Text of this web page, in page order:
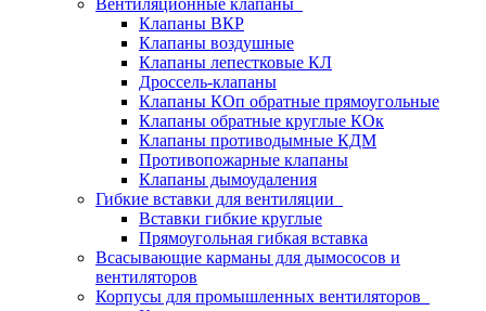
Вентиляционные клапаны
Клапаны ВКР
Клапаны воздушные
Клапаны лепестковые КЛ
Дроссель-клапаны
Клапаны КОп обратные прямоугольные
Клапаны обратные круглые КОк
Клапаны противодымные КДМ
Противопожарные клапаны
Клапаны дымоудаления
Гибкие вставки для вентиляции
Вставки гибкие круглые
Прямоугольная гибкая вставка
Всасывающие карманы для дымососов и
вентиляторов
Корпусы для промышленных вентиляторов